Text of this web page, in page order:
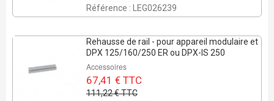
Référence : LEG026239
1 Pcs
Rehausse de rail - pour appareil modulaire et
DPX 125/160/250 ER ou DPX-IS 250
Accessoires
67,41 € TTC
111,22 € TTC